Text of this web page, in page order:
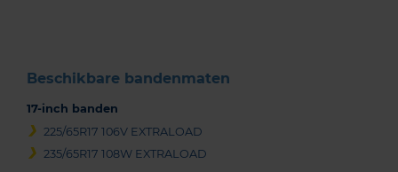
Beschikbare bandenmaten
17-inch banden
225/65R17 106V EXTRALOAD
235/65R17 108W EXTRALOAD